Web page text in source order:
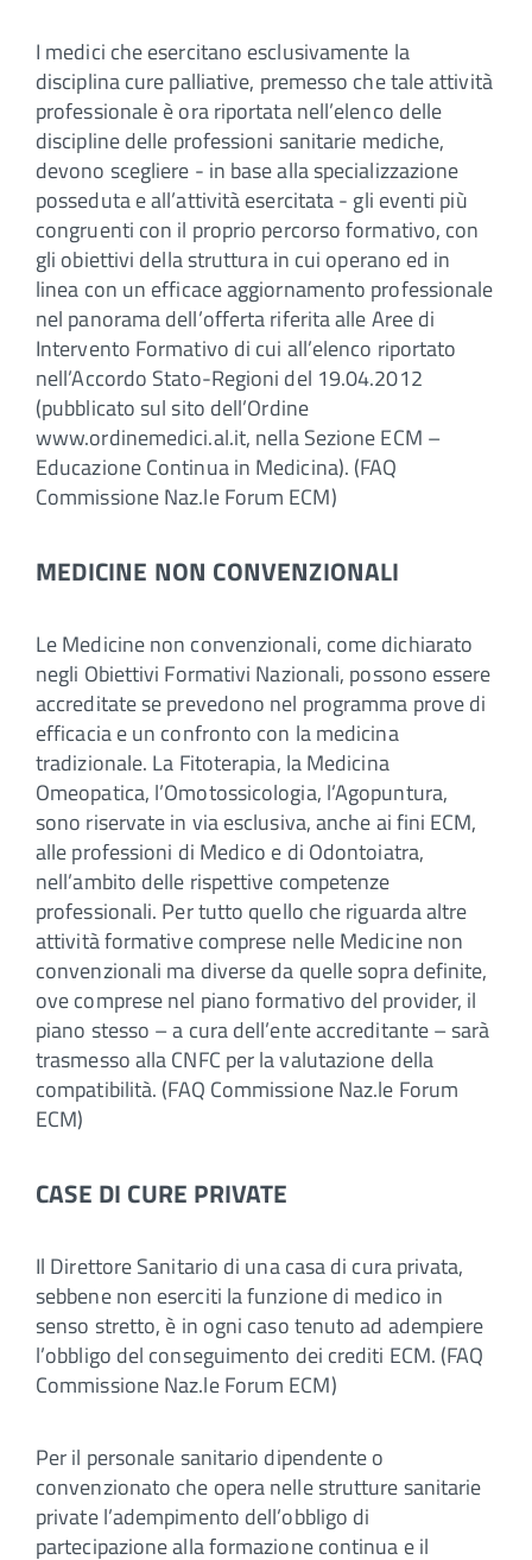
I medici che esercitano esclusivamente la
disciplina cure palliative, premesso che tale attività
professionale è ora riportata nell’elenco delle
discipline delle professioni sanitarie mediche,
devono scegliere - in base alla specializzazione
posseduta e all’attività esercitata - gli eventi più
congruenti con il proprio percorso formativo, con
gli obiettivi della struttura in cui operano ed in
linea con un efficace aggiornamento professionale
nel panorama dell’offerta riferita alle Aree di
Intervento Formativo di cui all’elenco riportato
nell’Accordo Stato-Regioni del 19.04.2012
(pubblicato sul sito dell’Ordine
www.ordinemedici.al.it, nella Sezione ECM –
Educazione Continua in Medicina). (FAQ
Commissione Naz.le Forum ECM)
MEDICINE NON CONVENZIONALI
Le Medicine non convenzionali, come dichiarato
negli Obiettivi Formativi Nazionali, possono essere
accreditate se prevedono nel programma prove di
efficacia e un confronto con la medicina
tradizionale. La Fitoterapia, la Medicina
Omeopatica, l’Omotossicologia, l’Agopuntura,
sono riservate in via esclusiva, anche ai fini ECM,
alle professioni di Medico e di Odontoiatra,
nell’ambito delle rispettive competenze
professionali. Per tutto quello che riguarda altre
attività formative comprese nelle Medicine non
convenzionali ma diverse da quelle sopra definite,
ove comprese nel piano formativo del provider, il
piano stesso – a cura dell’ente accreditante – sarà
trasmesso alla CNFC per la valutazione della
compatibilità. (FAQ Commissione Naz.le Forum
ECM)
CASE DI CURE PRIVATE
Il Direttore Sanitario di una casa di cura privata,
sebbene non eserciti la funzione di medico in
senso stretto, è in ogni caso tenuto ad adempiere
l’obbligo del conseguimento dei crediti ECM. (FAQ
Commissione Naz.le Forum ECM)
Per il personale sanitario dipendente o
convenzionato che opera nelle strutture sanitarie
private l’adempimento dell’obbligo di
partecipazione alla formazione continua e il